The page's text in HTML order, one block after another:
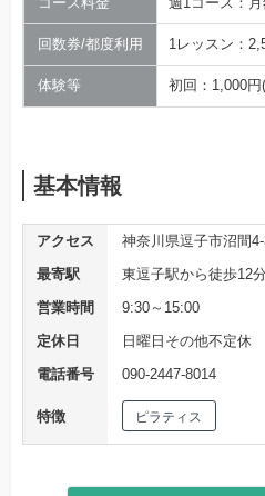
回数券/都度利用 1レッスン：
体験等 初回：1,000円
基本情報
アクセス
神奈川県逗子市沼間
最寄駅
東逗子駅から徒歩12分
営業時間
9:30～15:00
定休日
日曜日その他不定休
電話番号
090-2447-8014
特徴 ピラティス